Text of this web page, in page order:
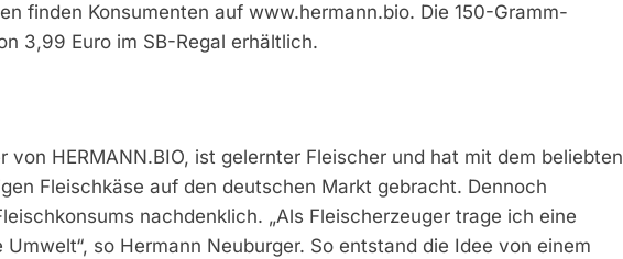
finden Konsumenten auf www.hermann.bio. Die 150-Gramm-
3,99 Euro im SB-Regal erhältlich.
von HERMANN.BIO, ist gelernter Fleischer und hat mit dem beliebten
Fleischkäse auf den deutschen Markt gebracht. Dennoch
nachdenklich. „Als Fleischerzeuger trage ich eine
so Hermann Neuburger. So entstand die Idee von einem